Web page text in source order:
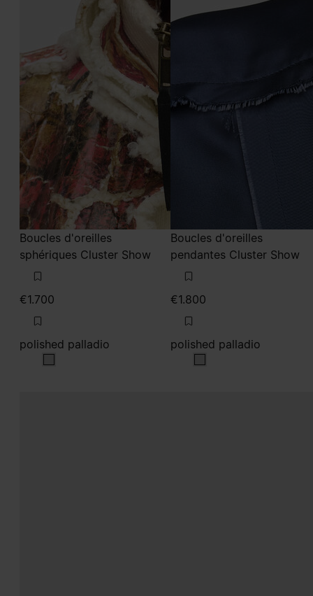
Boucles d'oreilles
sphériques Cluster Show
€1.700
polished palladio
polished palladio
Boucles d'oreilles
pendantes Cluster Show
€1.800
polished palladio
polished palladio